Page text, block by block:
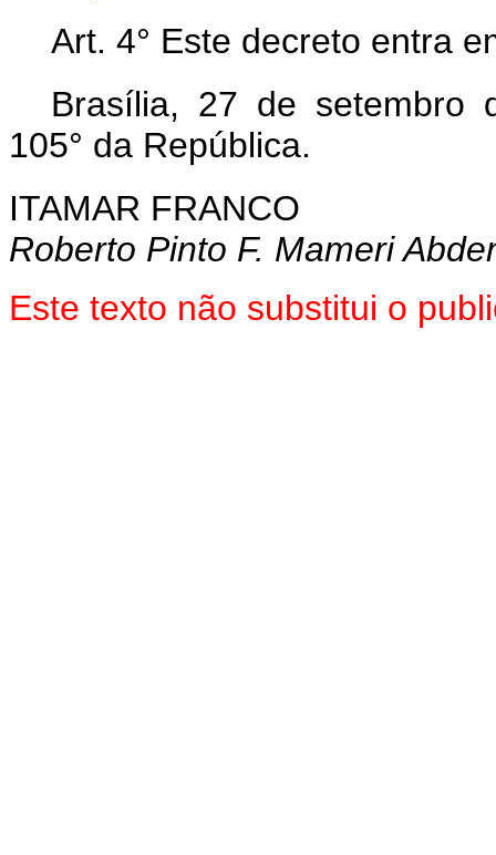
Art. 4° Este decreto entra
Brasília, 27 de setembro
105° da República.
ITAMAR FRANCO
Roberto Pinto F. Mameri
Este texto não substitui o